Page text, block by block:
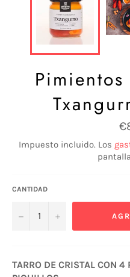
Impuesto incluido. Los
CANTIDAD
− +
TARRO DE CRISTAL CON